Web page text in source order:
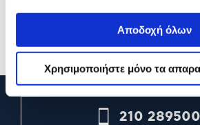
Αποδοχή όλων
Χρησιμοποιήστε μόνο τα
210